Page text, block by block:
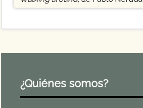
¿Quiénes somos?